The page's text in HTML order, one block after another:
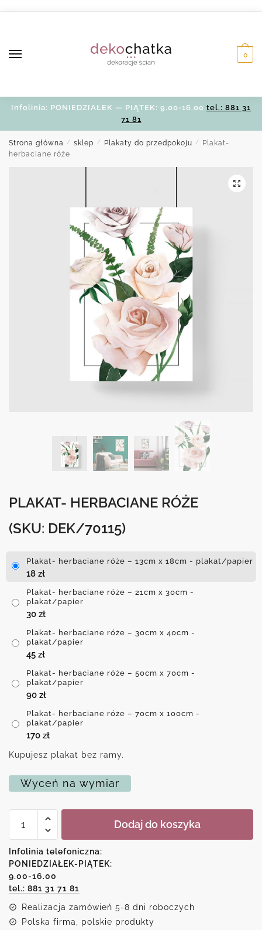
0
Infolinia: PONIEDZIAŁEK — PIĄTEK: 9.00-16.00 tel.: 881 31
71 81
Strona główna / sklep / Plakaty do przedpokoju /
Plakat-
herbaciane róże
PLAKAT- HERBACIANE RÓŻE
(SKU: DEK/70115)
Plakat- herbaciane róże – 13cm x 18cm - plakat/papier
18 zł
Plakat- herbaciane róże – 21cm x 30cm -
plakat/papier
30 zł
Plakat- herbaciane róże – 30cm x 40cm -
plakat/papier
45 zł
Plakat- herbaciane róże – 50cm x 70cm -
plakat/papier
90 zł
Plakat- herbaciane róże – 70cm x 100cm -
plakat/papier
170 zł
Kupujesz plakat bez ramy.
Wyceń na wymiar
Plakat-
herbaciane
Dodaj do koszyka
Infolinia telefoniczna:
PONIEDZIAŁEK-PIĄTEK:
9.00-16.00
tel.: 881 31 71 81
Realizacja zamówień 5-8 dni roboczych
Polska firma, polskie produkty